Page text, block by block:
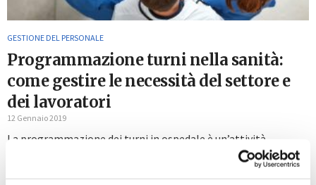
GESTIONE DEL PERSONALE
Programmazione turni nella sanità:
come gestire le necessità del settore e
dei lavoratori
12 Gennaio 2019
La programmazione dei turni in ospedale è un’attività
particolarmente delicata. Certamente la gestione della
turnazione nasconde delle insidie in qualsiasi settore